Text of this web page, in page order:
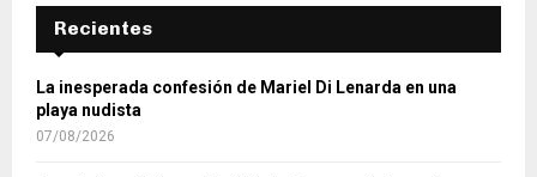
Recientes
La inesperada confesión de Mariel Di Lenarda en una
playa nudista
07/08/2026